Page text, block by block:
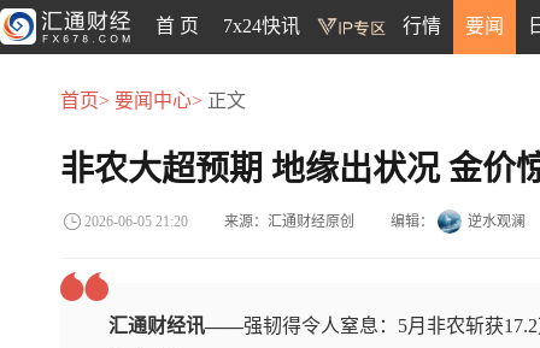
首 页 7x24快讯 行情 要闻
首页> 要闻中心> 正文
非农大超预期 地缘出状况 金价
2026-06-05 21:20 来源：汇通财经原创 编辑： 逆水观澜
汇通财经讯——强韧得令人窒息：5月非农斩获